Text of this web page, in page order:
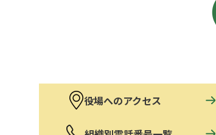
役場へのアクセス